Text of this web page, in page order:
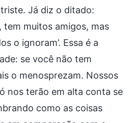
Já diz o ditado:
tem muitos amigos, mas
o ignoram’. Essa é a
se você não tem
o menosprezam. Nossos
nos terão em alta conta se
como as coisas